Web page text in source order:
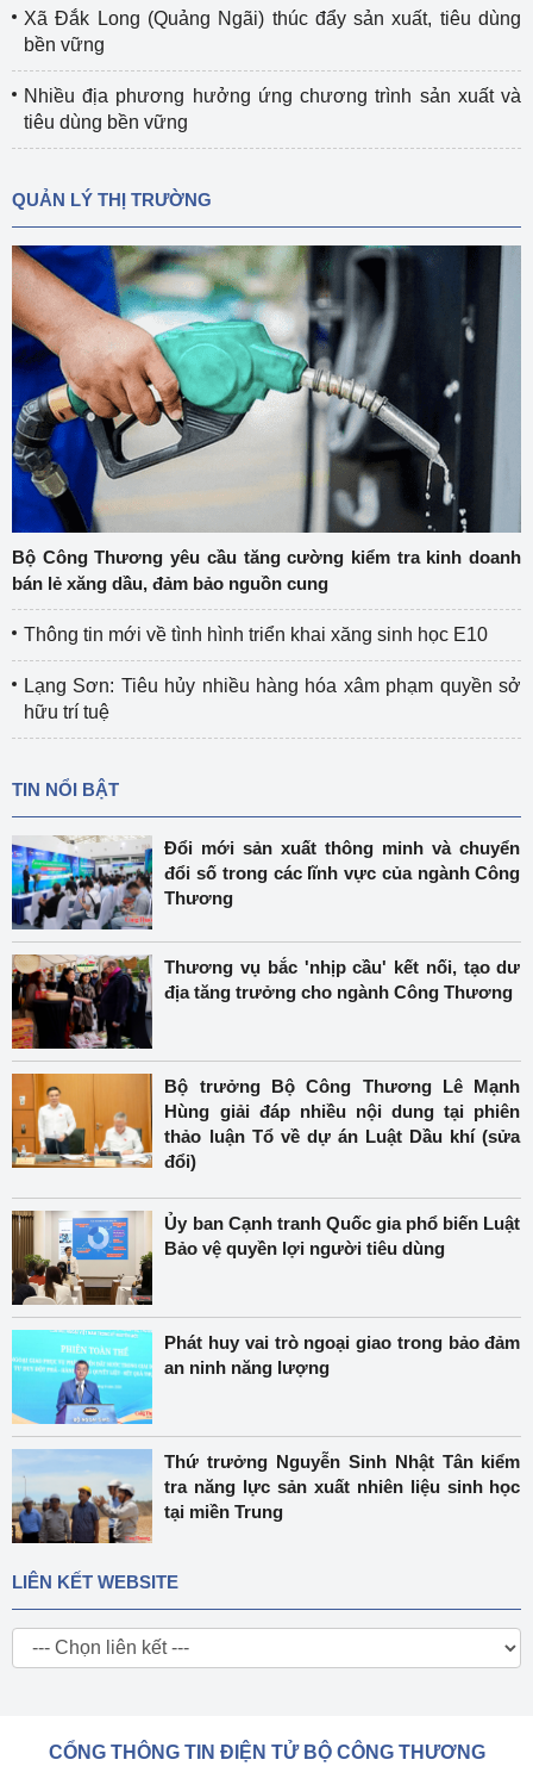
Xã Đắk Long (Quảng Ngãi) thúc đẩy sản xuất, tiêu dùng
bền vững
Nhiều địa phương hưởng ứng chương trình sản xuất và
tiêu dùng bền vững
QUẢN LÝ THỊ TRƯỜNG
Bộ Công Thương yêu cầu tăng cường kiểm tra kinh doanh
bán lẻ xăng dầu, đảm bảo nguồn cung
Thông tin mới về tình hình triển khai xăng sinh học E10
Lạng Sơn: Tiêu hủy nhiều hàng hóa xâm phạm quyền sở
hữu trí tuệ
TIN NỔI BẬT
Đổi mới sản xuất thông minh và chuyển
đổi số trong các lĩnh vực của ngành Công
Thương
Thương vụ bắc 'nhịp cầu' kết nối, tạo dư
địa tăng trưởng cho ngành Công Thương
Bộ trưởng Bộ Công Thương Lê Mạnh
Hùng giải đáp nhiều nội dung tại phiên
thảo luận Tổ về dự án Luật Dầu khí (sửa
đổi)
Ủy ban Cạnh tranh Quốc gia phổ biến Luật
Bảo vệ quyền lợi người tiêu dùng
Phát huy vai trò ngoại giao trong bảo đảm
an ninh năng lượng
Thứ trưởng Nguyễn Sinh Nhật Tân kiểm
tra năng lực sản xuất nhiên liệu sinh học
tại miền Trung
LIÊN KẾT WEBSITE
CỔNG THÔNG TIN ĐIỆN TỬ BỘ CÔNG THƯƠNG